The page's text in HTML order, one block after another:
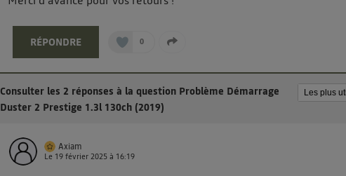
RÉPONDRE 0
Consulter les 2 réponses à la question Problème Démarrage
Duster 2 Prestige 1.3l 130ch (2019)
Axiam
Le 19 février 2025 à 16:19